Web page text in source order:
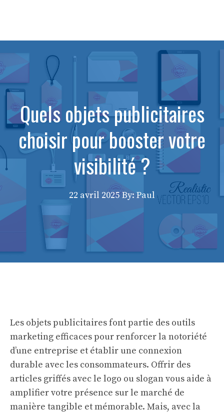
Quels objets publicitaires
choisir pour booster votre
visibilité ?
22 avril 2025 By: Paul
Les objets publicitaires font partie des outils
marketing efficaces pour renforcer la notoriété
d’une entreprise et établir une connexion
durable avec les consommateurs. Offrir des
articles griffés avec le logo ou slogan vous aide à
amplifier votre présence sur le marché de
manière tangible et mémorable. Mais, avec la